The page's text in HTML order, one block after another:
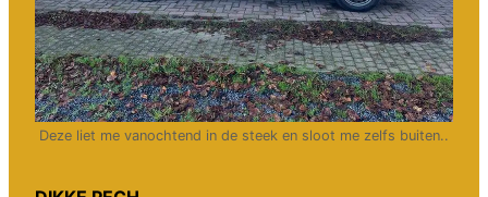
Deze liet me vanochtend in de steek en sloot me zelfs buiten..